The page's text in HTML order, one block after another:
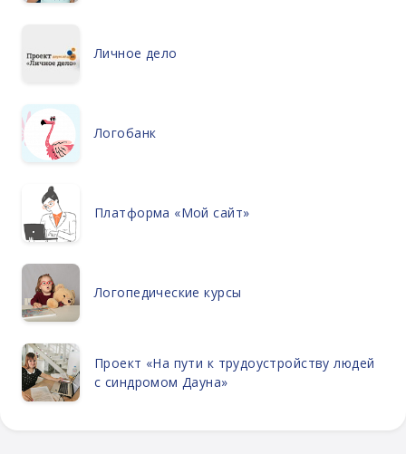
Личное дело
Логобанк
Платформа «Мой сайт»
Логопедические курсы
Проект «На пути к трудоустройству людей
с синдромом Дауна»